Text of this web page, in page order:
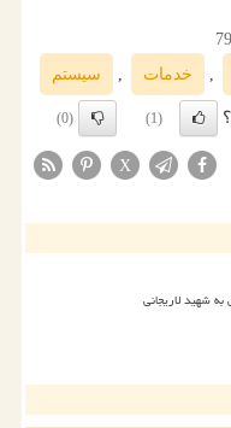
خدمات سیستم
(1)
(0)
X
شهید لاریجانی